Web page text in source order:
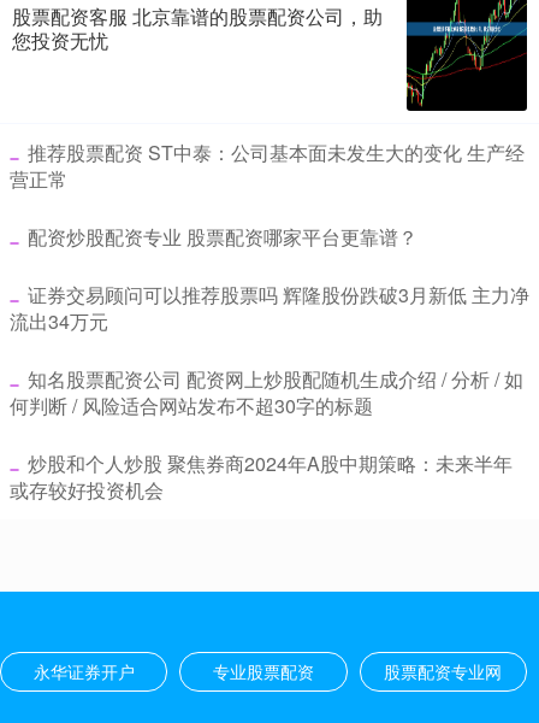
股票配资客服 北京靠谱的股票配资公司，助
您投资无忧
​推荐股票配资 ST中泰：公司基本面未发生大的变化 生产经
营正常
​配资炒股配资专业 股票配资哪家平台更靠谱？
​证券交易顾问可以推荐股票吗 辉隆股份跌破3月新低 主力净
流出34万元
​知名股票配资公司 配资网上炒股配随机生成介绍 / 分析 / 如
何判断 / 风险适合网站发布不超30字的标题
​炒股和个人炒股 聚焦券商2024年A股中期策略：未来半年
或存较好投资机会
永华证券开户 专业股票配资 股票配资专业网